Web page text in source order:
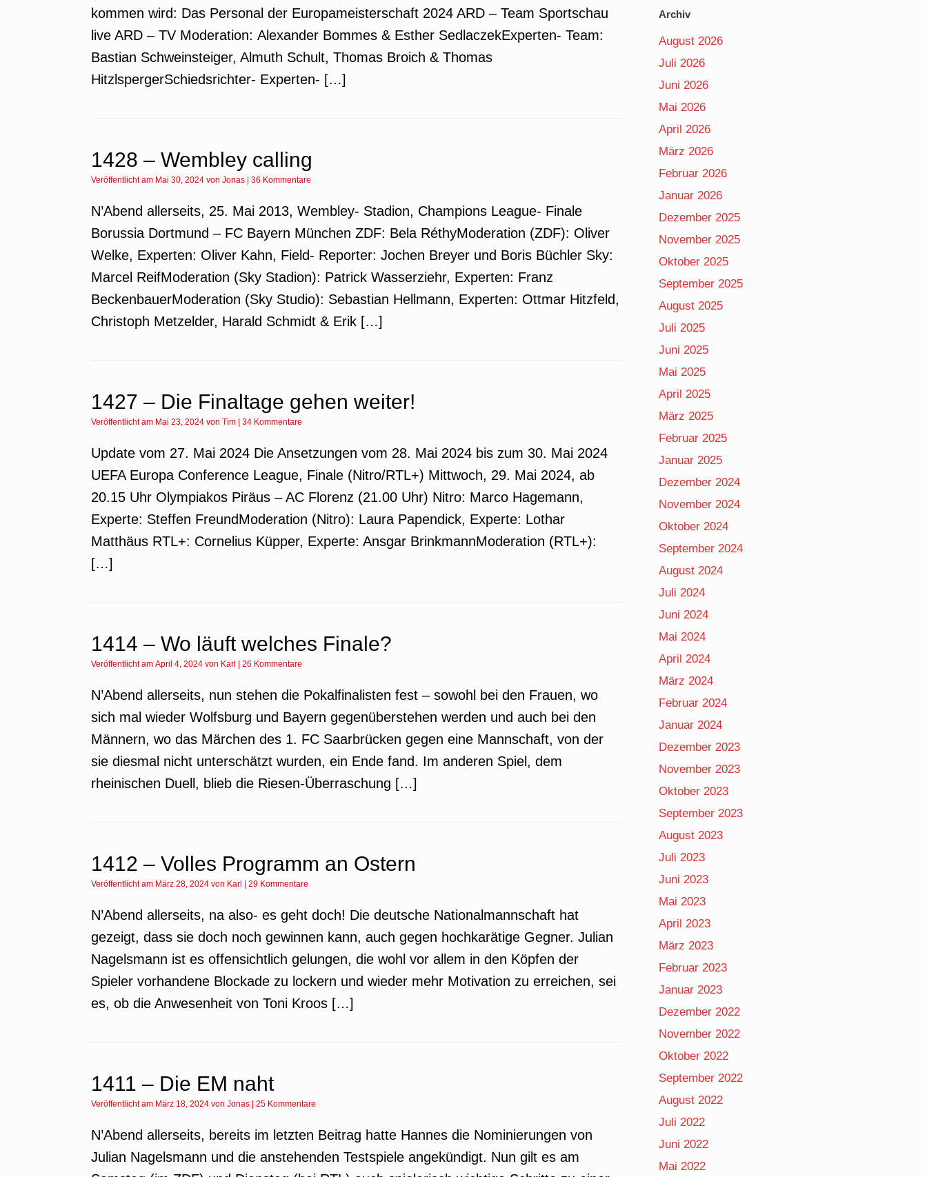
kommen wird: Das Personal der Europameisterschaft 2024 ARD – Team Sportschau
live ARD – TV Moderation: Alexander Bommes & Esther SedlaczekExperten- Team:
Bastian Schweinsteiger, Almuth Schult, Thomas Broich & Thomas
HitzlspergerSchiedsrichter- Experten- […]
1428 – Wembley calling
Veröffentlicht am Mai 30, 2024 von Jonas 36 Kommentare
N’Abend allerseits, 25. Mai 2013, Wembley- Stadion, Champions League- Finale
Borussia Dortmund – FC Bayern München ZDF: Bela RéthyModeration (ZDF): Oliver
Welke, Experten: Oliver Kahn, Field- Reporter: Jochen Breyer und Boris Büchler Sky:
Marcel ReifModeration (Sky Stadion): Patrick Wasserziehr, Experten: Franz
BeckenbauerModeration (Sky Studio): Sebastian Hellmann, Experten: Ottmar Hitzfeld,
Christoph Metzelder, Harald Schmidt & Erik […]
1427 – Die Finaltage gehen weiter!
Veröffentlicht am Mai 23, 2024 von Tim 34 Kommentare
Update vom 27. Mai 2024 Die Ansetzungen vom 28. Mai 2024 bis zum 30. Mai 2024
UEFA Europa Conference League, Finale (Nitro/RTL+) Mittwoch, 29. Mai 2024, ab
20.15 Uhr Olympiakos Piräus – AC Florenz (21.00 Uhr) Nitro: Marco Hagemann,
Experte: Steffen FreundModeration (Nitro): Laura Papendick, Experte: Lothar
Matthäus RTL+: Cornelius Küpper, Experte: Ansgar BrinkmannModeration (RTL+):
[…]
1414 – Wo läuft welches Finale?
Veröffentlicht am April 4, 2024 von Karl 26 Kommentare
N’Abend allerseits, nun stehen die Pokalfinalisten fest – sowohl bei den Frauen, wo
sich mal wieder Wolfsburg und Bayern gegenüberstehen werden und auch bei den
Männern, wo das Märchen des 1. FC Saarbrücken gegen eine Mannschaft, von der
sie diesmal nicht unterschätzt wurden, ein Ende fand. Im anderen Spiel, dem
rheinischen Duell, blieb die Riesen-Überraschung […]
1412 – Volles Programm an Ostern
Veröffentlicht am März 28, 2024 von Karl 29 Kommentare
N’Abend allerseits, na also- es geht doch! Die deutsche Nationalmannschaft hat
gezeigt, dass sie doch noch gewinnen kann, auch gegen hochkarätige Gegner. Julian
Nagelsmann ist es offensichtlich gelungen, die wohl vor allem in den Köpfen der
Spieler vorhandene Blockade zu lockern und wieder mehr Motivation zu erreichen, sei
es, ob die Anwesenheit von Toni Kroos […]
1411 – Die EM naht
Veröffentlicht am März 18, 2024 von Jonas 25 Kommentare
N’Abend allerseits, bereits im letzten Beitrag hatte Hannes die Nominierungen von
Julian Nagelsmann und die anstehenden Testspiele angekündigt. Nun gilt es am
Archiv
August 2026
Juli 2026
Juni 2026
Mai 2026
April 2026
März 2026
Februar 2026
Januar 2026
Dezember 2025
November 2025
Oktober 2025
September 2025
August 2025
Juli 2025
Juni 2025
Mai 2025
April 2025
März 2025
Februar 2025
Januar 2025
Dezember 2024
November 2024
Oktober 2024
September 2024
August 2024
Juli 2024
Juni 2024
Mai 2024
April 2024
März 2024
Februar 2024
Januar 2024
Dezember 2023
November 2023
Oktober 2023
September 2023
August 2023
Juli 2023
Juni 2023
Mai 2023
April 2023
März 2023
Februar 2023
Januar 2023
Dezember 2022
November 2022
Oktober 2022
September 2022
August 2022
Juli 2022
Juni 2022
Mai 2022